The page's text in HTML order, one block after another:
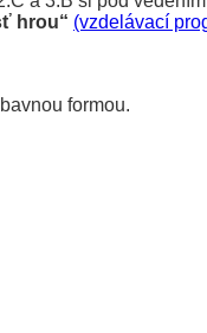
hrou“ (vzdelávací
formou.